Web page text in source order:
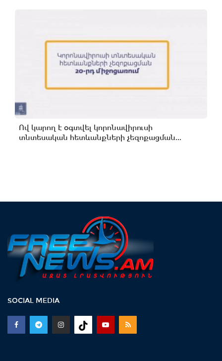
Ով կարող է օգտվել կորոնավիրուսի
տնտեսական հետևանքների չեզոքացման...
SOCIAL MEDIA